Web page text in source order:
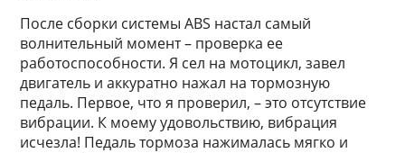
После сборки системы ABS настал самый
волнительный момент – проверка ее
работоспособности. Я сел на мотоцикл, завел
двигатель и аккуратно нажал на тормозную
педаль. Первое, что я проверил, – это отсутствие
вибрации. К моему удовольствию, вибрация
исчезла! Педаль тормоза нажималась мягко и